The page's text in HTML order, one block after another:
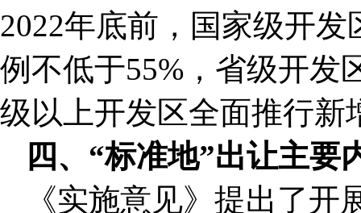
2022年底前，国家级开
例不低于55%，省级开发
级以上开发区全面推行新
四、“标准地”出让主要
《实施意见》提出了